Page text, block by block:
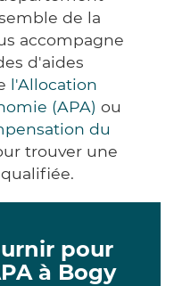
de la
accompagne
d'aides
l'Allocation
(APA) ou
du
trouver une
pour
à Bogy